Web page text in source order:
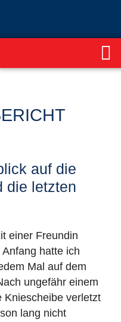
auf die
die letzten
einer Freundin
hatte ich
Mal auf dem
ungefähr einem
Kniescheibe verletzt
lang nicht